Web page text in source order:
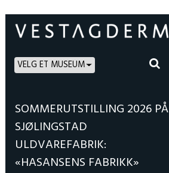
VELG ET MUSEUM
SOMMERUTSTILLING 2026 PÅ
SJØLINGSTAD
ULDVAREFABRIK:
«HASANSENS FABRIKK»